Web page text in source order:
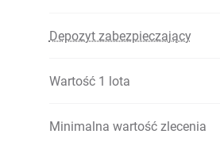
Depozyt zabezpieczający
Wartość 1 lota
Minimalna wartość zlecenia